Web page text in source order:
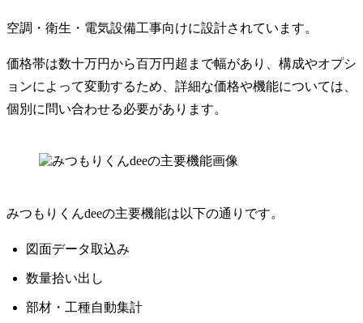
空調・衛生・電気設備工事向けに設計されています。
価格帯は数十万円から百万円超まで幅があり、構成やオプシ
ョンによって変動するため、詳細な価格や機能については、
個別に問い合わせる必要があります。
みつもりくんdeeの主要機能は以下の通りです。
図面データ取込み
数量拾い出し
部材・工種自動集計